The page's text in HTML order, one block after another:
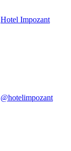
Hotel Impozant
@hotelimpozant